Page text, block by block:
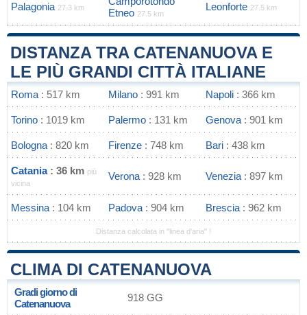
Palagonia 27.3 km
Etneo 27.5 km
Leonforte 27.5 km
DISTANZA TRA CATENANUOVA E
LE PIÙ GRANDI CITTÀ ITALIANE
Roma : 517 km Milano : 991 km Napoli : 366 km
Torino : 1019 km Palermo : 131 km Genova : 901 km
Bologna : 820 km Firenze : 748 km Bari : 438 km
Catania: 36 km più
vicina
Verona : 928 km Venezia : 897 km
Messina : 104 km Padova : 904 km Brescia : 962 km
Distanza calcolata in "linea d'aria" !
CLIMA DI CATENANUOVA
Gradi giorno di
Catenanuova
918 GG